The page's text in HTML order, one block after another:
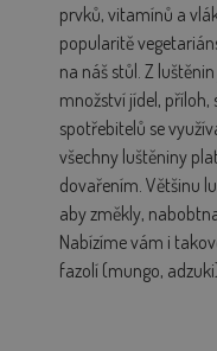
prvků, vitamínů a
popularitě
na náš stůl. Z
množství jídel,
spotřebitelů se
všechny luštěniny
dovařením. Většinu
aby změkly,
Nabízíme vám i
fazolí (mungo,